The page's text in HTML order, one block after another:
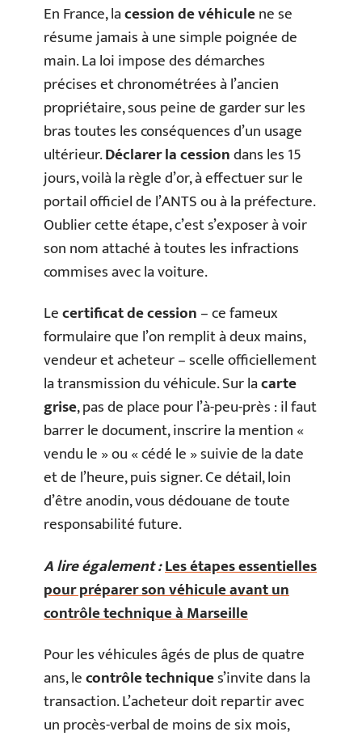
En France, lacession de véhiculene se
résume jamais à une simple poignée de
main. La loi impose des démarches
précises et chronométrées à l’ancien
propriétaire, sous peine de garder sur les
bras toutes les conséquences d’un usage
ultérieur.Déclarer la cessiondans les 15
jours, voilà la règle d’or, à effectuer sur le
portail officiel de l’ANTS ou à la préfecture.
Oublier cette étape, c’est s’exposer à voir
son nom attaché à toutes les infractions
commises avec la voiture.
Lecertificat de cession– ce fameux
formulaire que l’on remplit à deux mains,
vendeur et acheteur – scelle officiellement
la transmission du véhicule. Sur lacarte
grise, pas de place pour l’à-peu-près : il faut
barrer le document, inscrire la mention «
vendu le » ou « cédé le » suivie de la date
et de l’heure, puis signer. Ce détail, loin
d’être anodin, vous dédouane de toute
responsabilité future.
A lire également :Les étapes essentielles
pour préparer son véhicule avant un
contrôle technique à Marseille
Pour les véhicules âgés de plus de quatre
ans, lecontrôle techniques’invite dans la
transaction. L’acheteur doit repartir avec
un procès-verbal de moins de six mois,